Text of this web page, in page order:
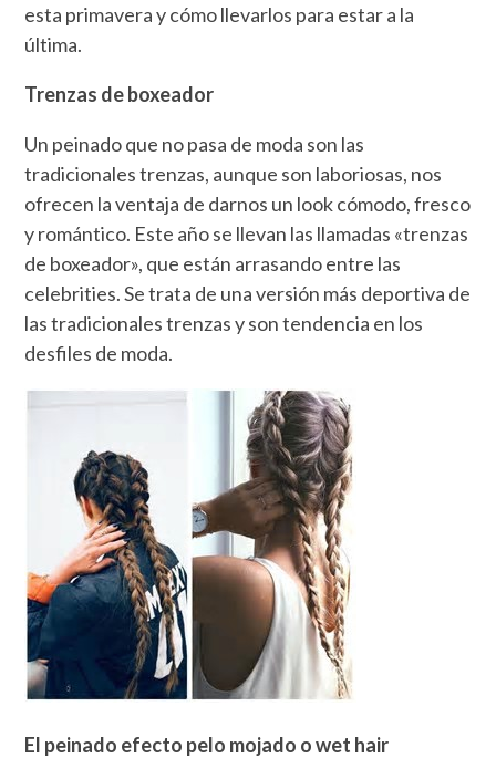
esta primavera y cómo llevarlos para estar a la
última.
Trenzas de boxeador
Un peinado que no pasa de moda son las
tradicionales trenzas, aunque son laboriosas, nos
ofrecen la ventaja de darnos un look cómodo, fresco
y romántico. Este año se llevan las llamadas «trenzas
de boxeador», que están arrasando entre las
celebrities. Se trata de una versión más deportiva de
las tradicionales trenzas y son tendencia en los
desfiles de moda.
El peinado efecto pelo mojado o wet hair